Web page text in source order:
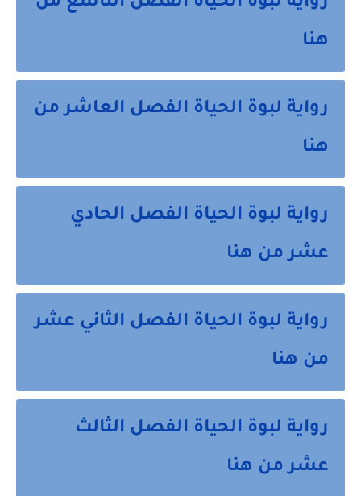
هنا
رواية لبوة الحياة الفصل العاشر من
هنا
رواية لبوة الحياة الفصل الحادي
عشر من هنا
رواية لبوة الحياة الفصل الثاني عشر
من هنا
رواية لبوة الحياة الفصل الثالث
عشر من هنا